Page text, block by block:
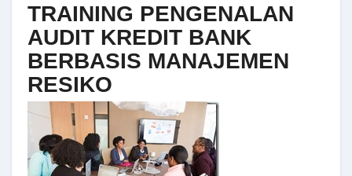
TRAINING PENGENALAN
AUDIT KREDIT BANK
BERBASIS MANAJEMEN
RESIKO